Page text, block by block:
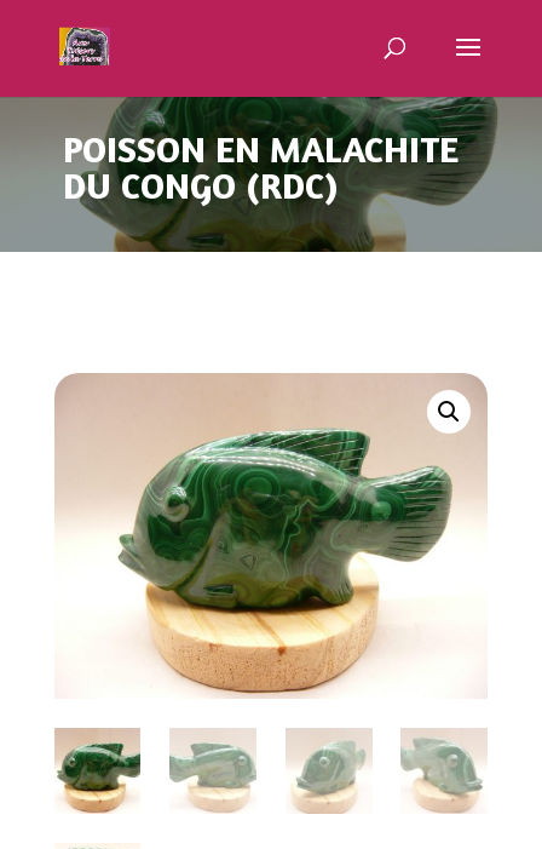
POISSON EN MALACHITE
DU CONGO (RDC)